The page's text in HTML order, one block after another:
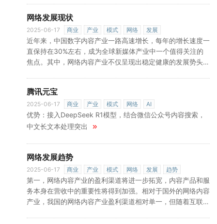
网络发展现状
2025-06-17 商业 产业 模式 网络 发展
近年来，中国数字内容产业一路高速增长，每年的增长速度一
直保持在30%左右，成为全球新媒体产业中一个值得关注的
焦点。其中，网络内容产业不仅呈现出稳定健康的发展势头，
络社区、网络娱乐、与传统媒体结合的网络服务以及电子商务
等。1.网络资讯中国网民使用网络媒体的最大目的还是获取新
闻资讯，而网络新闻资讯最大的提供者就是门户网站。门户网
站作为网民通向互联网世界的一个人口，不仅为网民提供网络
腾讯元宝
2025-06-17 商业 产业 模式 网络 AI
优势：接入DeepSeek R1模型，结合微信公众号内容搜索，
中文长文本处理突出
»
网络发展趋势
2025-06-17 商业 产业 模式 网络 发展 趋势
第一，网络内容产业的盈利渠道将进一步拓宽，内容产品和服
务本身在营收中的重要性将得到加强。相对于国外的网络内容
产业，我国的网络内容产业盈利渠道相对单一，但随着互联网